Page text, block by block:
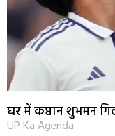
घर में कप्तान शुभमन
UP Ka Agenda